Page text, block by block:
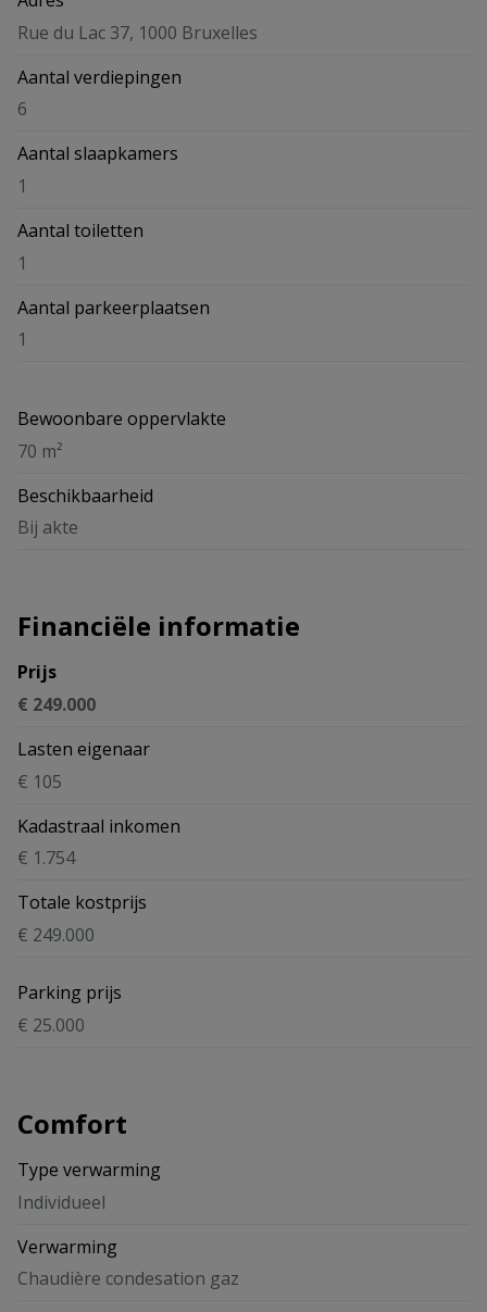
Rue du Lac 37, 1000 Bruxelles
Aantal verdiepingen
6
Aantal slaapkamers
1
Aantal toiletten
1
Aantal parkeerplaatsen
1
Bewoonbare oppervlakte
70 m²
Beschikbaarheid
Bij akte
Financiële informatie
Prijs
€ 249.000
Lasten eigenaar
€ 105
Kadastraal inkomen
€ 1.754
Totale kostprijs
€ 249.000
Parking prijs
€ 25.000
Comfort
Type verwarming
Individueel
Verwarming
Chaudière condesation gaz